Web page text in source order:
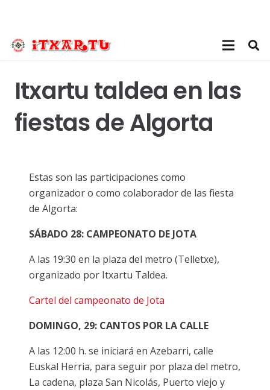
Itxartu taldea en las
fiestas de Algorta
Estas son las participaciones como
organizador o como colaborador de las fiesta
de Algorta:
SÁBADO 28: CAMPEONATO DE JOTA
A las 19:30 en la plaza del metro (Telletxe),
organizado por Itxartu Taldea.
Cartel del campeonato de Jota
DOMINGO, 29: CANTOS POR LA CALLE
A las 12:00 h. se iniciará en Azebarri, calle
Euskal Herria, para seguir por plaza del metro,
La cadena, plaza San Nicolás, Puerto viejo y